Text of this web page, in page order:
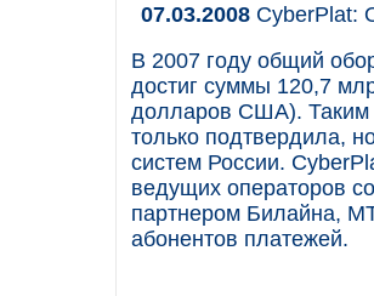
07.03.2008 CyberPlat:
В 2007 году общий
достиг суммы 120,7
долларов США). Таким
только подтвердила,
систем России.
ведущих операторов
партнером Билайна,
абонентов платежей.